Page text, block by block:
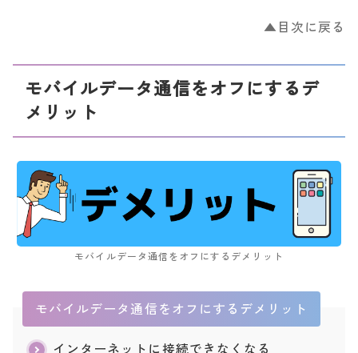
モバイルネットワークを選択する
▲目次に戻る
モバイルデータ通信をオフにするデ
メリット
モバイルデータ通信をオフにするデメリット
モバイルデータ通信をオフにするデメリット
インターネットに接続できなくなる